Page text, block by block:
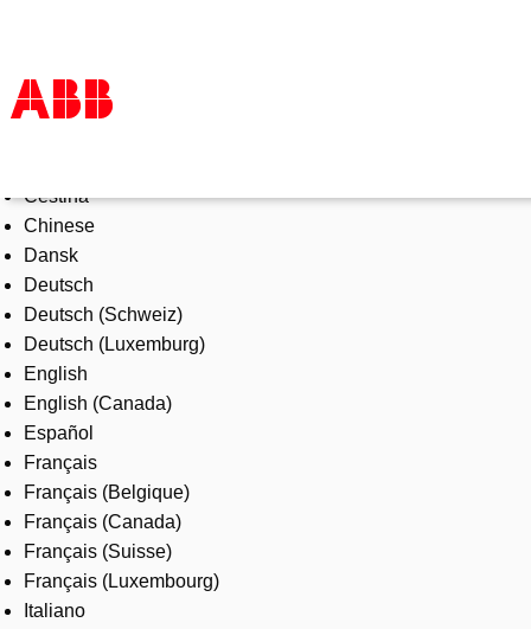
Products & Solutions
Industries
Services
About us
Where to buy
Contact us
Careers
Čeština
Chinese
Dansk
Deutsch
Deutsch (Schweiz)
Deutsch (Luxemburg)
English
English (Canada)
Español
Français
Français (Belgique)
Français (Canada)
Français (Suisse)
Français (Luxembourg)
Italiano